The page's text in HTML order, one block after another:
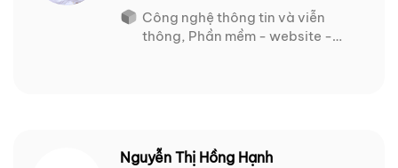
Công nghệ thông tin và viễn
thông, Phần mềm - website -
Nguyễn Thị Hồng Hạnh